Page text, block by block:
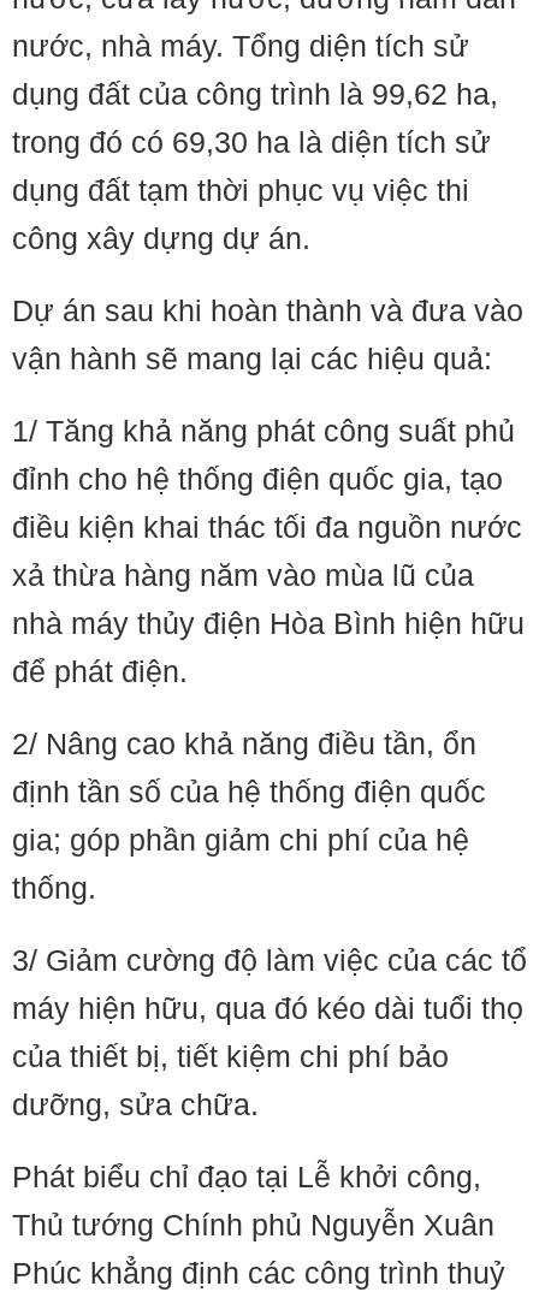
nước, nhà máy. Tổng diện tích sử
dụng đất của công trình là 99,62 ha,
trong đó có 69,30 ha là diện tích sử
dụng đất tạm thời phục vụ việc thi
công xây dựng dự án.
Dự án sau khi hoàn thành và đưa vào
vận hành sẽ mang lại các hiệu quả:
1/ Tăng khả năng phát công suất phủ
đỉnh cho hệ thống điện quốc gia, tạo
điều kiện khai thác tối đa nguồn nước
xả thừa hàng năm vào mùa lũ của
nhà máy thủy điện Hòa Bình hiện hữu
để phát điện.
2/ Nâng cao khả năng điều tần, ổn
định tần số của hệ thống điện quốc
gia; góp phần giảm chi phí của hệ
thống.
3/ Giảm cường độ làm việc của các tổ
máy hiện hữu, qua đó kéo dài tuổi thọ
của thiết bị, tiết kiệm chi phí bảo
dưỡng, sửa chữa.
Phát biểu chỉ đạo tại Lễ khởi công,
Thủ tướng Chính phủ Nguyễn Xuân
Phúc khẳng định các công trình thuỷ